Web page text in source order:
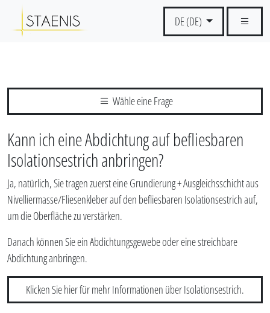
DE (DE)
Wähle eine Frage
Kann ich eine Abdichtung auf befliesbaren
Isolationsestrich anbringen?
Ja, natürlich, Sie tragen zuerst eine Grundierung + Ausgleichsschicht aus
Nivelliermasse/Fliesenkleber auf den befliesbaren Isolationsestrich auf,
um die Oberfläche zu verstärken.
Danach können Sie ein Abdichtungsgewebe oder eine streichbare
Abdichtung anbringen.
Klicken Sie hier für mehr Informationen über Isolationsestrich.